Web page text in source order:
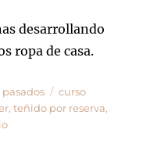
desarrollando
ropa de casa.
pasados Etiquetas
curso
,teñido por reserva,
en